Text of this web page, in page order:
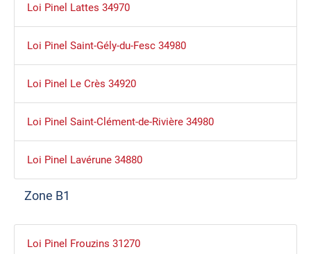
Loi Pinel Lattes 34970
Loi Pinel Saint-Gély-du-Fesc 34980
Loi Pinel Le Crès 34920
Loi Pinel Saint-Clément-de-Rivière 34980
Loi Pinel Lavérune 34880
Zone B1
Loi Pinel Frouzins 31270